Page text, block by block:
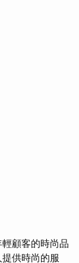
顧客的時尚品
供時尚的服